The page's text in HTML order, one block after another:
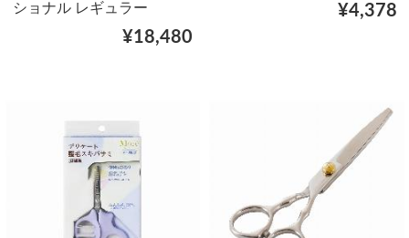
ショナル レギュラー
¥18,480
¥4,378